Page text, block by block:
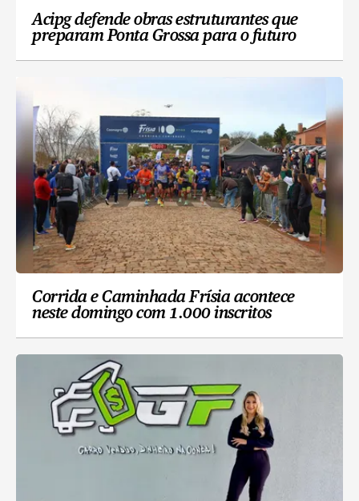
Acipg defende obras estruturantes que
preparam Ponta Grossa para o futuro
Corrida e Caminhada Frísia acontece
neste domingo com 1.000 inscritos